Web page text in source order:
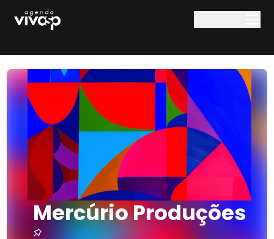
Mercúrio Produções